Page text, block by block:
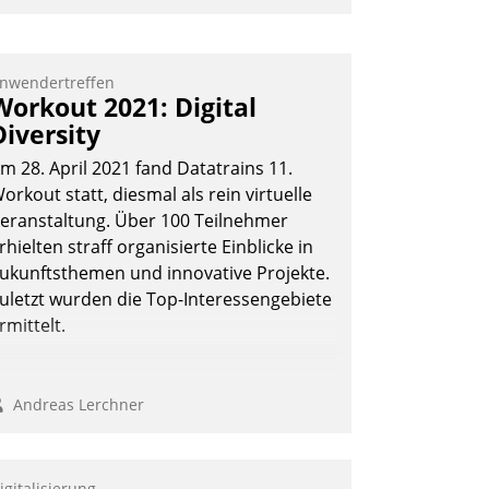
fürs Quartier.
zeigte Datatrain, was es
zu bieten hat.
Nadja Hußmann
2021: Digital
28. April 2021 fand Datatrains 11.
statt, diesmal als rein virtuelle
Über 100 Teilnehmer
straff organisierte Einblicke in
und innovative Projekte.
wurden die Top-Interessengebiete
Andreas Lerchner